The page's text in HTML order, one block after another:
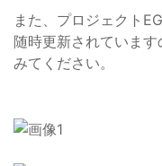
また、プロジェクト
随時更新されていま
みてください。